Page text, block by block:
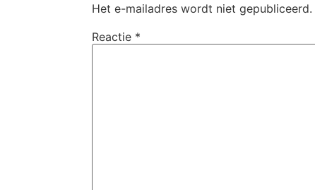
Het e-mailadres wordt niet gepubliceerd.
Reactie *